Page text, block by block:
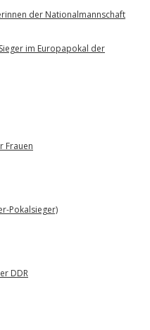
der Nationalmannschaft
im Europapokal der
Frauen
Pokalsieger)
DDR